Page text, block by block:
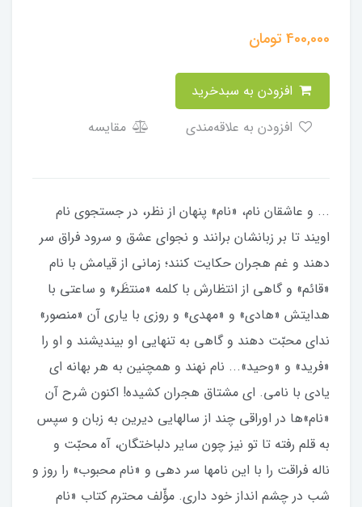
400,000تومان
مقایسه
... و عاشقان نام، «نام» پنهان از نظر، در جستجوى نام
اويند تا بر زبانشان برانند و نجواى عشق و سرود فراق سر
دهند و غم هجران حكايت كنند؛ زمانى از قيامش با نام
«قائم» و گاهى از انتظارش با كلمه‏ «منتظَر» و ساعتى با
هدايتش «هادى» و «مهدى» و روزى با يارى آن «منصور»
نداى محبّت دهند و گاهى به تنهايى او بينديشند و او را
«فريد» و «وحيد»... نام نهند و هم‏چنين به هر بهانه‏ اى
يادى با نامى. اى مشتاق هجران كشيده! اكنون شرح آن
«نام»ها در اوراقى چند از سال‏هايى ديرين به زبان و سپس
به قلم رفته تا تو نيز چون ساير دل‏باختگان، آه محبّت و
ناله‏ فراقت را با اين نام‏ها سر دهى و «نام محبوب» را روز و
شب در چشم‏ انداز خود دارى. مؤّلف محترم كتاب «نام